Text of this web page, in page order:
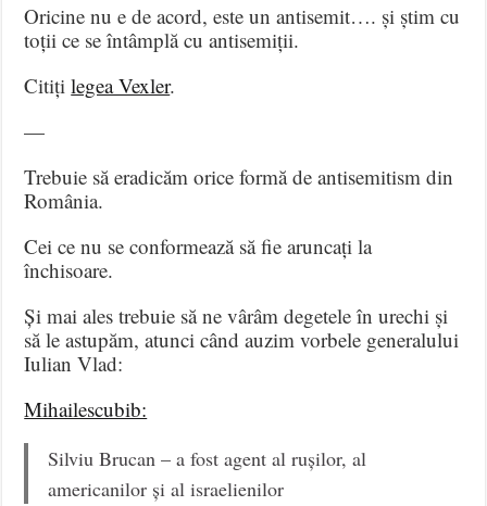
Oricine nu e de acord, este un antisemit…. și știm cu
toții ce se întâmplă cu antisemiții.
Citițilegea Vexler.
—
Trebuie să eradicăm orice formă de antisemitism din
România.
Cei ce nu se conformează să fie aruncați la
închisoare.
Și mai ales trebuie să ne vârâm degetele în urechi și
să le astupăm, atunci când auzim vorbele generalului
Iulian Vlad:
Mihailescubib:
Silviu Brucan – a fost agent al rușilor, al
americanilor și al israelienilor